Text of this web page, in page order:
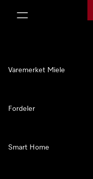
Varemerket Miele
Fordeler
Smart Home